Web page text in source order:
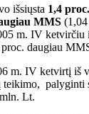
išsiųsta 1,4
MMS
m. IV ketvirčiu
daugiau
m. IV ketvirtį iš
teikimo, palyginti
Lt.